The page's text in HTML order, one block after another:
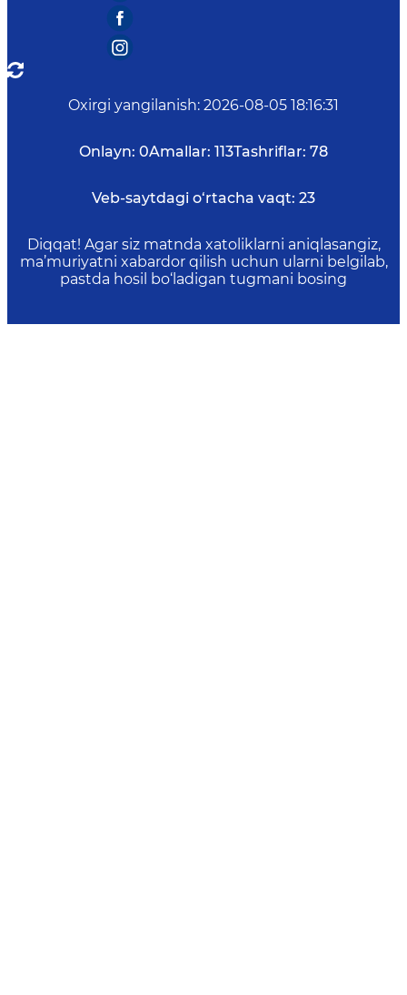
Oxirgi yangilanish: 2026-08-05 18:16:31
Onlayn: 0Amallar: 113Tashriflar: 78
Veb-saytdagi o‘rtacha vaqt: 23
Diqqat! Agar siz matnda xatoliklarni aniqlasangiz,
ma’muriyatni xabardor qilish uchun ularni belgilab,
pastda hosil bo‘ladigan tugmani bosing